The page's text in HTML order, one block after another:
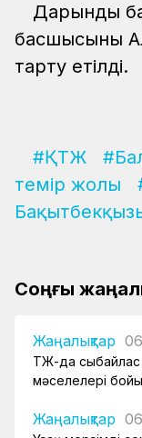
Дарынды
басшысының
тарту етілді.
#ҚТЖ
темір жолы
Соңғы
Жаңалықтар
ҚТЖ-да
мәселелері
Жаңалықтар